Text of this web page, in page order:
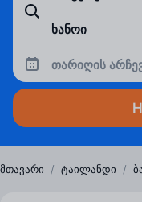
თარიღის
მთავარი / ტაილანდი /